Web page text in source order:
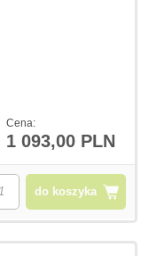
Cena:
1 093,00 PLN
do koszyka